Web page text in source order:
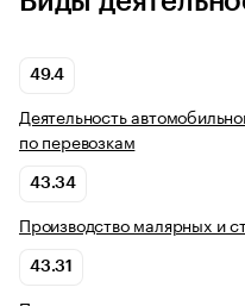
49.4
Деятельность
по перевозкам
43.34
Производство малярных и
43.31